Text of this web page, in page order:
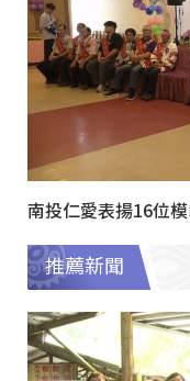
南投仁愛表揚16位
推薦新聞